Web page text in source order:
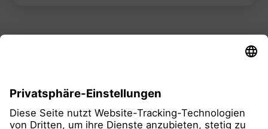
Raumfahrt
Ausrüstung & Werkstoffe